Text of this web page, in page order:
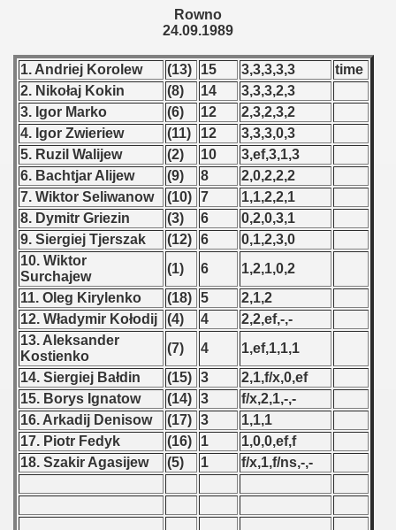
Rowno
24.09.1989
1. Andriej Korolew (13) 15 3,3,3,3,3
time
2. Nikołaj Kokin
(8) 14
3,3,3,2,3
3. Igor Marko
(6) 12
2,3,2,3,2
4. Igor Zwieriew
(11) 12
3,3,3,0,3
5. Ruzil Walijew
(2) 10
3,ef,3,1,3
6. Bachtjar Alijew
(9) 8
2,0,2,2,2
7. Wiktor Seliwanow
(10) 7
1,1,2,2,1
8. Dymitr Griezin
(3) 6
0,2,0,3,1
9. Siergiej Tjerszak
(12) 6
0,1,2,3,0
10. Wiktor
Surchajew
(1) 6
1,2,1,0,2
11. Oleg Kirylenko
(18) 5
2,1,2
12. Władymir Kołodij
(4) 4
2,2,ef,-,-
13. Aleksander
Kostienko
(7) 4
1,ef,1,1,1
14. Siergiej Bałdin
(15) 3
2,1,f/x,0,ef
15. Borys Ignatow
(14) 3
f/x,2,1,-,-
16. Arkadij Denisow
(17) 3
1,1,1
17. Piotr Fedyk
(16) 1
1,0,0,ef,f
18. Szakir Agasijew
(5) 1 f/x,1,f/ns,-,-
- 1962
- 1963
- 1964
- 1965
- 1966
- 1967
- 1968
- 1969
- 1970